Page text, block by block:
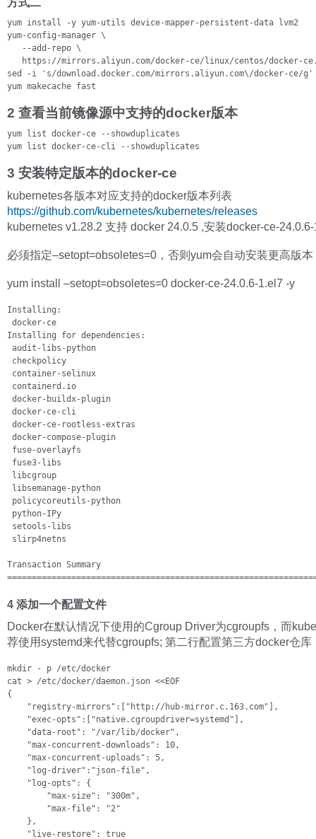
yum install -y yum-utils device-mapper-persistent-data lvm2
yum-config-manager \
   --add-repo \
https://mirrors.aliyun.com/docker-ce/linux/centos/docker-
sed -i 's/download.docker.com/mirrors.aliyun.com\/docker-ce/
yum makecache fast
2 查看当前镜像源中支持的docker版本
yum list docker-ce --showduplicates
yum list docker-ce-cli --showduplicates
3 安装特定版本的docker-ce
kubernetes各版本对应支持的docker版本列表
https://github.com/kubernetes/kubernetes/releases
kubernetes v1.28.2 支持 docker 24.0.5 ,安装docker-ce-
必须指定–setopt=obsoletes=0，否则yum会自动安装更高版本
yum install –setopt=obsoletes=0 docker-ce-24.0.6-1.el7 -y
Installing:
docker-ce
Installing for dependencies:
audit-libs-python
checkpolicy
container-selinux
containerd.io
docker-buildx-plugin
docker-ce-cli
docker-ce-rootless-extras
docker-compose-plugin
fuse-overlayfs
fuse3-libs
libcgroup
libsemanage-python
policycoreutils-python
python-IPy
setools-libs
slirp4netns
Transaction Summary
4 添加一个配置文件
Docker在默认情况下使用的Cgroup Driver为cgroupfs，而
荐使用systemd来代替cgroupfs; 第二行配置第三方docker仓库
mkdir - p /etc/docker
cat > /etc/docker/daemon.json <<EOF
{
    "registry-mirrors":["http://hub-mirror.c.163.com"],
    "exec-opts":["native.cgroupdriver=systemd"],
    "data-root": "/var/lib/docker",
    "max-concurrent-downloads": 10,
    "max-concurrent-uploads": 5,
    "log-driver":"json-file",
    "log-opts": {
        "max-size": "300m",
        "max-file": "2"
    },
    "live-restore": true